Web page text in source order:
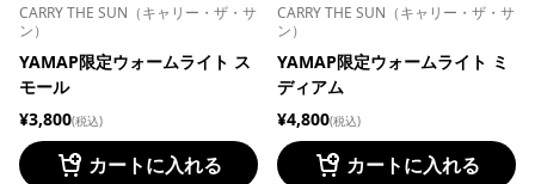
CARRY THE SUN（キャリー・ザ・サ
ン）
YAMAP限定ウォームライト ス
モール
¥3,800(税込)
カートに入れる
CARRY THE SUN（キャリー・ザ・サ
ン）
YAMAP限定ウォームライト ミ
ディアム
¥4,800(税込)
カートに入れる